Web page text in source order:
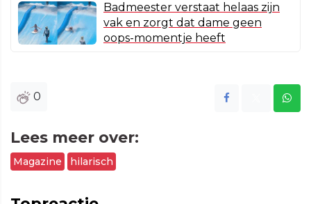
Badmeester verstaat helaas zijn
vak en zorgt dat dame geen
oops-momentje heeft
0
Lees meer over:
Magazine hilarisch